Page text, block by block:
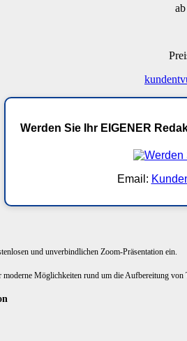
Werden Sie Ihr EIGENER
Email:
und unverbindlichen Zoom-Präsentation ein.
moderne Möglichkeiten rund um die Aufbereitung